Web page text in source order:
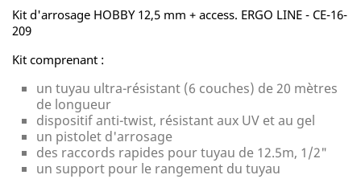
Kit d'arrosage HOBBY 12,5 mm + access. ERGO LINE - CE-16-
209
Kit comprenant :
un tuyau ultra-résistant (6 couches) de 20 mètres
de longueur
dispositif anti-twist, résistant aux UV et au gel
un pistolet d'arrosage
des raccords rapides pour tuyau de 12.5m, 1/2"
un support pour le rangement du tuyau